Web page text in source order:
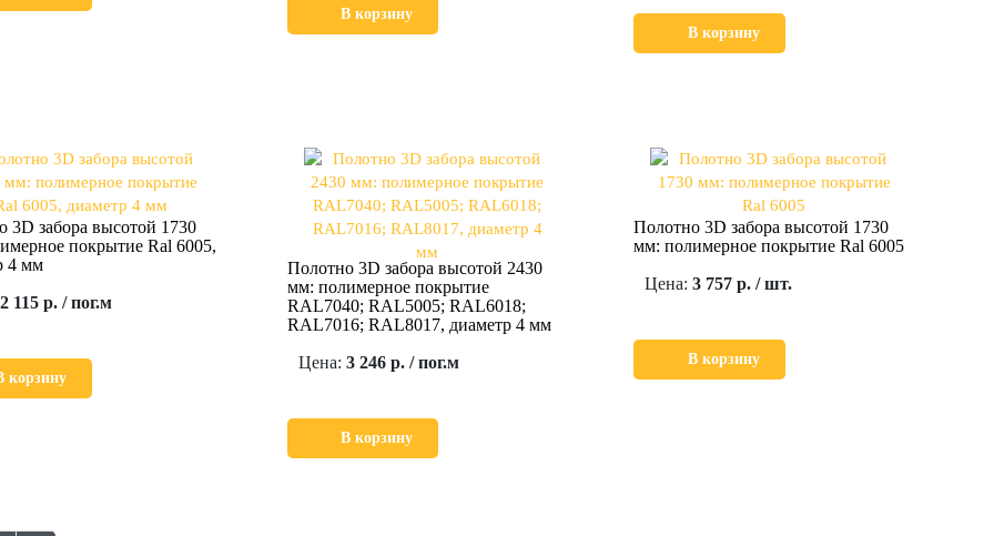
В корзину
В корзину
3D забора высотой 1730
покрытие Ral 6005,
4 мм
2 115 р. / пог.м
корзину
Полотно 3D забора высотой 2430
мм: полимерное покрытие
RAL7040; RAL5005; RAL6018;
RAL7016; RAL8017, диаметр 4 мм
Цена: 3 246 р. / пог.м
В корзину
Полотно 3D забора высотой 1730
мм: полимерное покрытие Ral 6005
Цена:3 757 р. / шт.
В корзину